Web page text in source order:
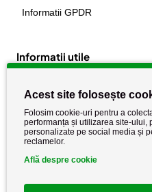
Informatii GPDR
Informatii utile
Despre noi
Stiri si noutati
Politica de cookie
Acest site folosește
Folosim cookie-uri pentru a
performanța și utilizarea site-ului,
personalizate pe social media și
reclamelor.
Află despre cookie